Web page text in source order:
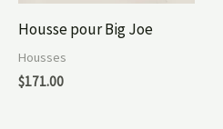
Housse pour Big Joe
Housses
$171.00